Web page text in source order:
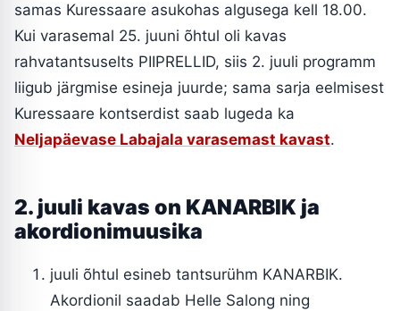
samas Kuressaare asukohas algusega kell 18.00.
Kui varasemal 25. juuni õhtul oli kavas
rahvatantsuselts PIIPRELLID, siis 2. juuli programm
liigub järgmise esineja juurde; sama sarja eelmisest
Kuressaare kontserdist saab lugeda ka
Neljapäevase Labajala varasemast kavast.
2. juuli kavas on KANARBIK ja
akordionimuusika
juuli õhtul esineb tantsurühm KANARBIK.
Akordionil saadab Helle Salong ning